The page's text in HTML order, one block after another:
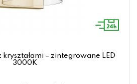
kryształami – zintegrowane LED
3000K